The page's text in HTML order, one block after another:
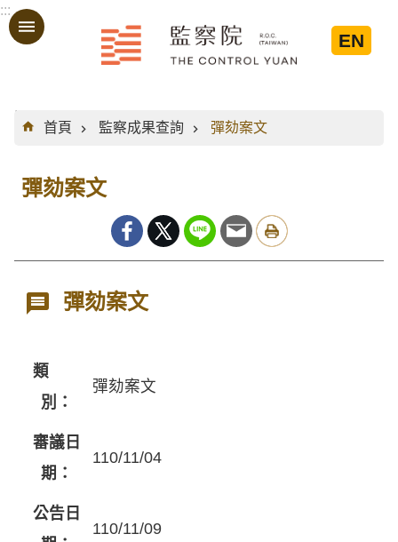
跳到主要內容區塊
:::
EN
:::
首頁
監察成果查詢 彈劾案文
彈劾案文
彈劾案文
類
別：
彈劾案文
審議日
期：
110/11/04
公告日
110/11/09